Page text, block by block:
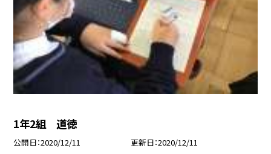
1年2組 道徳
公開日 2020/12/11 更新日 2020/12/11